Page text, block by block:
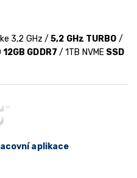
3,2 GHz /5,2 GHz TURBO /
GDDR7 / 1TB NVME SSD
aplikace